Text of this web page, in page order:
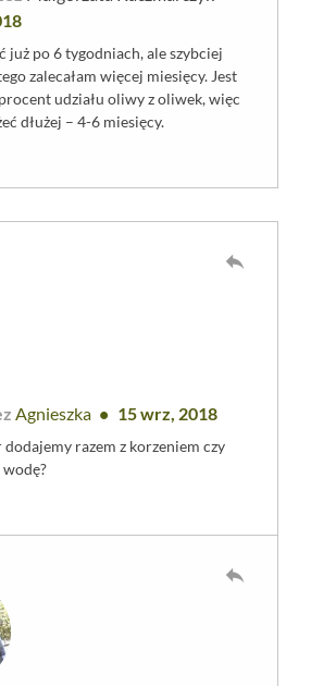
już po 6 tygodniach, ale szybciej
zalecałam więcej miesięcy. Jest
udziału oliwy z oliwek, więc
dłużej – 4-6 miesięcy.
Agnieszka 15 wrz, 2018
razem z korzeniem czy
reply
reply